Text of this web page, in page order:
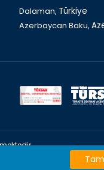
Dalaman, Türkiye
Azerbaycan Baku,